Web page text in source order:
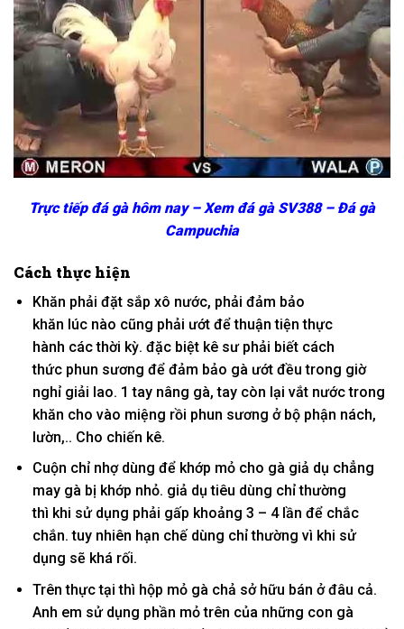
Trực tiếp đá gà hôm nay – Xem đá gà SV388 – Đá gà
Campuchia
Cách thực hiện
Khăn phải đặt sắp xô nước, phải đảm bảo
khăn lúcnào cũng phải ướt đểthuận tiện thực
hành các thời kỳ. đặc biệtkê sư phải biết cách
thứcphun sương để đảm bảo gà ướt đều trong giờ
nghỉ giải lao. 1 tay nâng gà, tay còn lại vắt nước trong
khăn cho vào miệng rồi phun sương ở bộ phận nách,
lườn,.. Cho chiến kê.
Cuộn chỉ nhợ dùng để khớp mỏ cho gà giả dụ chẳng
may gà bị khớp nhỏ. giả dụ tiêu dùng chỉ thường
thì khi sử dụng phải gấp khoảng 3 – 4 lần để chắc
chắn.tuy nhiên hạn chế dùng chỉ thường vì khi sử
dụng sẽ khá rối.
Trênthực tại thì hộp mỏ gà chả sở hữu bán ở đâu cả.
Anh em sử dụng phần mỏ trên của những con gà